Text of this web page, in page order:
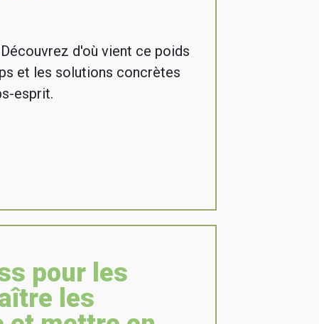
d'où vient ce poids
et les solutions concrètes
esprit.
pour les
les